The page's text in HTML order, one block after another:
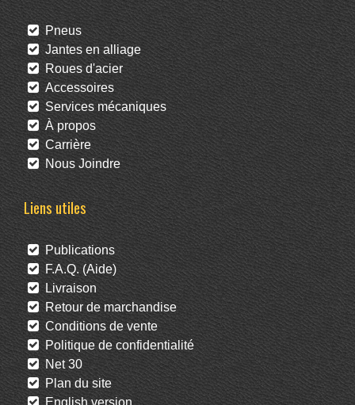
Pneus
Jantes en alliage
Roues d'acier
Accessoires
Services mécaniques
À propos
Carrière
Nous Joindre
Liens utiles
Publications
F.A.Q. (Aide)
Livraison
Retour de marchandise
Conditions de vente
Politique de confidentialité
Net 30
Plan du site
English version